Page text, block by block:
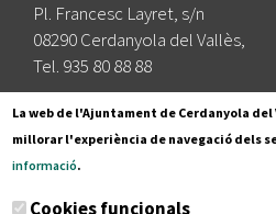
Pl. Francesc Layret, s/n
08290 Cerdanyola del Vallès,
Tel. 935 80 88 88
Segueix-nos a:
Subscriu-te al nostre butlletí
La web de l'Ajuntament de Cerdanyola
millorar l'experiència de navegació dels
informació.
Cookies funcionals